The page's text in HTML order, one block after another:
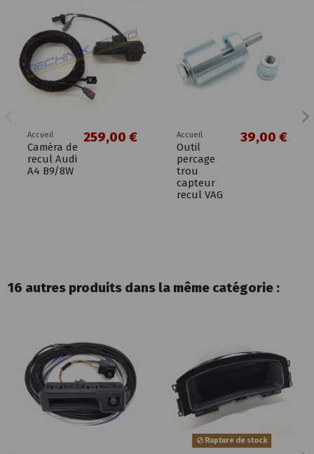
Accueil
Caméra de
recul Audi
A4 B9/8W
259,00 € Accueil
Outil
percage
trou
capteur
recul VAG
39,00 €
16 autres produits dans la même catégorie :
Rupture de stock